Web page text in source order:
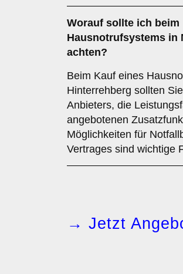
Worauf sollte ich beim
Hausnotrufsystems in
achten?
Beim Kauf eines
Hinterrehberg sollten
Anbieters, die
angebotenen
Möglichkeiten für
Vertrages sind wichtige
→ Jetzt